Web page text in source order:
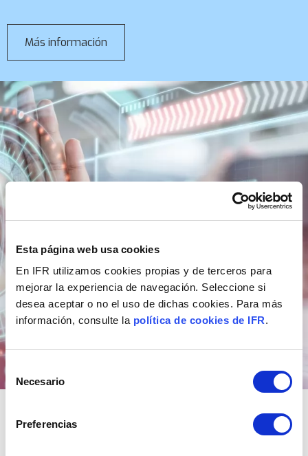
Esta página web usa cookies
En IFR utilizamos cookies propias y de terceros para
mejorar la experiencia de navegación. Seleccione si
desea aceptar o no el uso de dichas cookies. Para más
información, consulte la política de cookies de IFR.
Selección
de Necesario
Preferencias
Más información
365
Order
DYNAMICS 365 FIELD